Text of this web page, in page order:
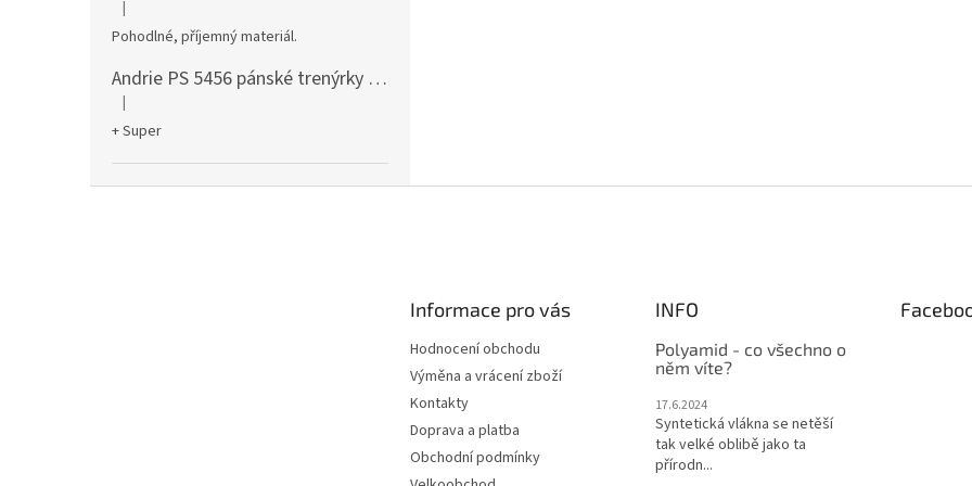
Hodnocení produktu je 5 z 5 hvězdiček.
|
Pohodlné, příjemný materiál.
Andrie PS 5456 pánské trenýrky černé
Hodnocení produktu je 5 z 5 hvězdiček.
|
+ Super
Informace pro vás
Hodnocení obchodu
Výměna a vrácení zboží
Kontakty
Doprava a platba
Obchodní podmínky
INFO
Polyamid - co všechno o
něm víte?
17.6.2024
Syntetická vlákna se netěší
tak velké oblibě jako ta
přírodn...